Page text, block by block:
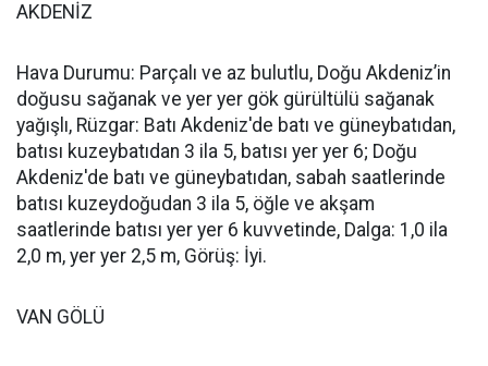
AKDENİZ
Hava Durumu: Parçalı ve az bulutlu, Doğu Akdeniz’in
doğusu sağanak ve yer yer gök gürültülü sağanak
yağışlı, Rüzgar: Batı Akdeniz'de batı ve güneybatıdan,
batısı kuzeybatıdan 3 ila 5, batısı yer yer 6; Doğu
Akdeniz'de batı ve güneybatıdan, sabah saatlerinde
batısı kuzeydoğudan 3 ila 5, öğle ve akşam
saatlerinde batısı yer yer 6 kuvvetinde, Dalga: 1,0 ila
2,0 m, yer yer 2,5 m, Görüş: İyi.
VAN GÖLÜ